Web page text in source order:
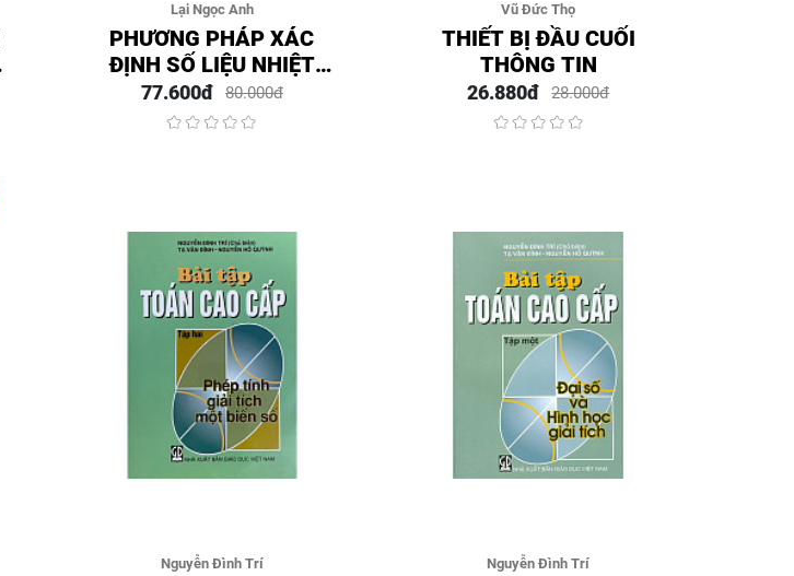
Lại Ngọc Anh
PHƯƠNG PHÁP XÁC
ĐỊNH SỐ LIỆU NHIỆT
ĐỘNG CỦA MÔI CHẤT
VÀ ỨNG DỤNG
77.600đ 80.000đ
Vũ Đức Thọ
THIẾT BỊ ĐẦU CUỐI
THÔNG TIN
26.880đ 28.000đ
Nguyễn Đình Trí Nguyễn Đình Trí